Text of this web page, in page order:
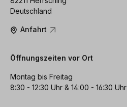
Deutschland
Anfahrt
Öffnungszeiten vor Ort
Montag bis Freitag
8:30 - 12:30 Uhr & 14:00 - 16:30 Uhr